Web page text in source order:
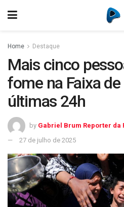
Home Destaque
Mais cinco
fome na Faixa de
últimas 24h
by Gabriel Brum Reporter da
27 de julho de 2025